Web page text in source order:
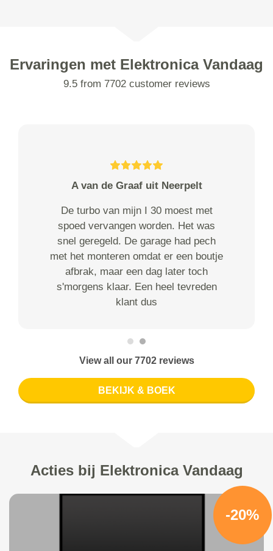
Ervaringen met Elektronica Vandaag
9.5 from 7702 customer reviews
A van de Graaf uit Neerpelt
De turbo van mijn I 30 moest met
spoed vervangen worden. Het was
snel geregeld. De garage had pech
met het monteren omdat er een boutje
afbrak, maar een dag later toch
s'morgens klaar. Een heel tevreden
klant dus
View all our 7702 reviews
BEKIJK & BOEK
Acties bij Elektronica Vandaag
-20%